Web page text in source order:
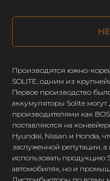
Производятся южно-
SOLITE, одним из
Первое производство
аккумуляторы Solite могут
производителями как
поставляются на
Hyundai, Nissan и Honda,
заслуженной репутации,
использовать продукцию
автомобилях, но и